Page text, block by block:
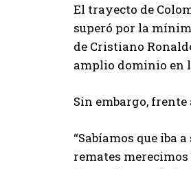
El trayecto de
superó por la
de Cristiano
amplio dominio en
Sin embargo,
“Sabíamos que iba
remates